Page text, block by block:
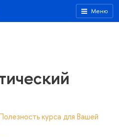
Меню
курса для Вашей